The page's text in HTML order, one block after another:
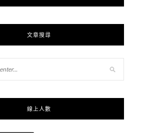
文章搜尋
線上人數